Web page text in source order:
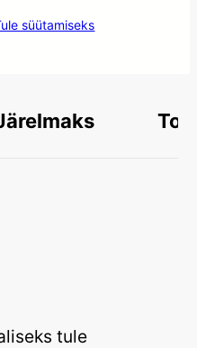
süütamiseks
tule